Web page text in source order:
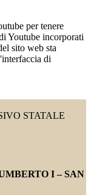
per tenere
Youtube incorporati
sito web sta
di
STATALE
I – SAN